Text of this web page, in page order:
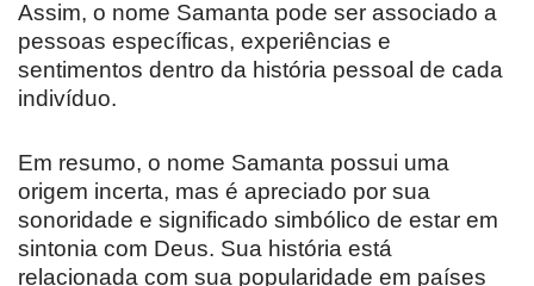
Assim, o nome Samanta pode ser associado a
pessoas específicas, experiências e
sentimentos dentro da história pessoal de cada
indivíduo.
Em resumo, o nome Samanta possui uma
origem incerta, mas é apreciado por sua
sonoridade e significado simbólico de estar em
sintonia com Deus. Sua história está
relacionada com sua popularidade em países